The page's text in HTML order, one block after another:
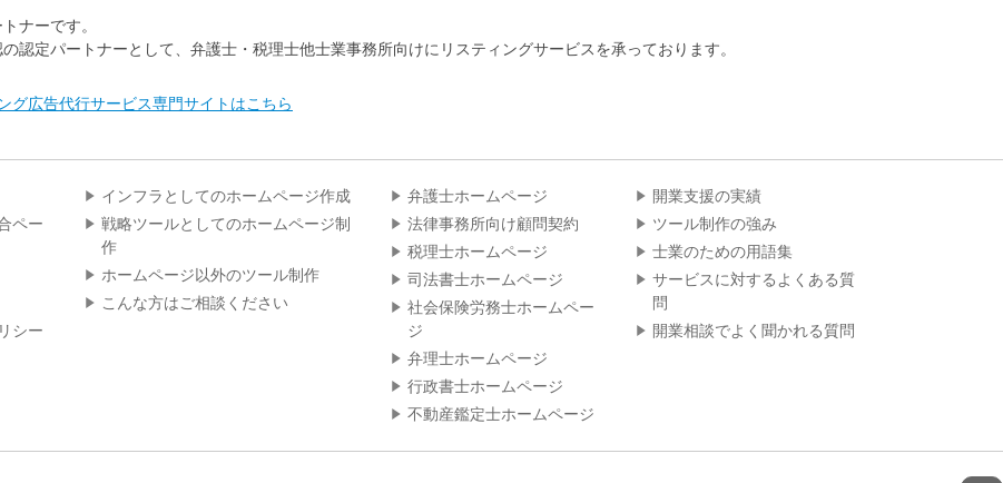
ナーです。
認定パートナーとして、弁護士・税理士他士業事務所向けにリスティングサービスを承っております。
グ広告代行サービス専門サイトはこちら
ペー
シー
インフラとしてのホームページ作成
戦略ツールとしてのホームページ制
作
ホームページ以外のツール制作
こんな方はご相談ください
弁護士ホームページ
法律事務所向け顧問契約
税理士ホームページ
司法書士ホームページ
社会保険労務士ホームペー
ジ
弁理士ホームページ
行政書士ホームページ
不動産鑑定士ホームページ
開業支援の実績
ツール制作の強み
士業のための用語集
サービスに対するよくある質
問
開業相談でよく聞かれる質問